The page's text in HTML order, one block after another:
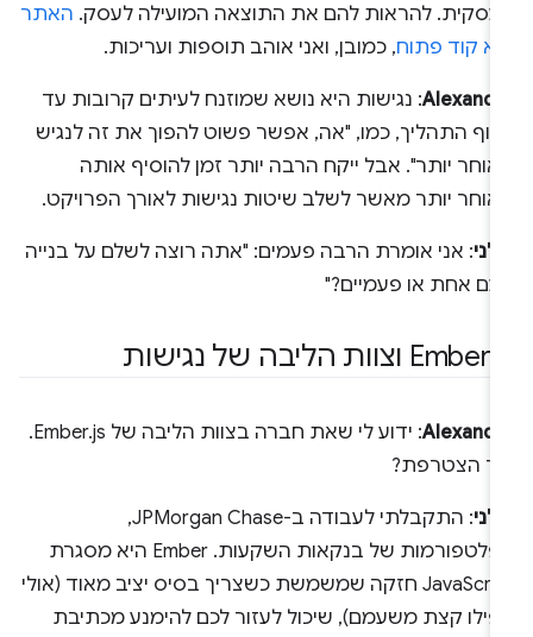
להראות להם את התוצאה המועילה לעסק.האתר
קוד פתוח, כמובן, ואני אוהב תוספות ועריכות.
: נגישות היא נושא שמוזנח לעיתים קרובות עד
התהליך, כמו, "אה, אפשר פשוט להפוך את זה לנגיש
יותר". אבל ייקח הרבה יותר זמן להוסיף אותה
יותר מאשר לשלב שיטות נגישות לאורך הפרויקט.
: אני אומרת הרבה פעמים: "אתה רוצה לשלם על בנייה
אחת או פעמיים?"
‫Ember
: ידוע לי שאת חברה בצוות הליבה של Ember.js.
הצטרפת?
: התקבלתי לעבודה ב-JPMorgan Chase,
בפלטפורמות של בנקאות השקעות. ‫Ember היא מסגרת
JavaScript חזקה שמשמשת כשצריך בסיס יציב מאוד (אולי
קצת משעמם), שיכול לעזור לכם להימנע מכתיבת